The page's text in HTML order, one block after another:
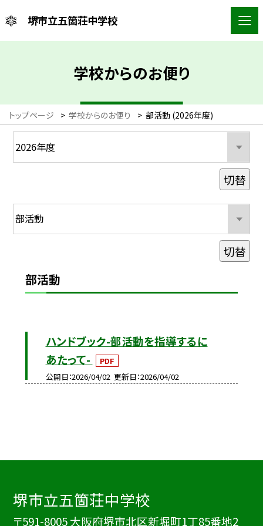
堺市立五箇荘中学校
学校からのお便り
トップページ > 学校からのお便り > 部活動 (2026年度)
部活動
ハンドブック-部活動を指導するに
あたって-
PDF
公開日 2026/04/02 更新日 2026/04/02
切替
切替
堺市立五箇荘中学校
〒591-8005 大阪府堺市北区新堀町1丁85番地2